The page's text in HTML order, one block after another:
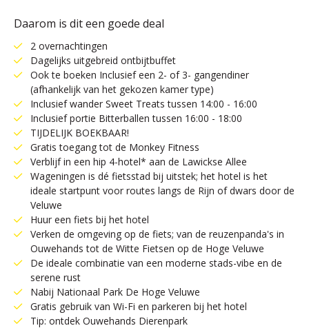
Daarom is dit een goede deal
2 overnachtingen
Dagelijks uitgebreid ontbijtbuffet
Ook te boeken Inclusief een 2- of 3- gangendiner
(afhankelijk van het gekozen kamer type)
Inclusief wander Sweet Treats tussen 14:00 - 16:00
Inclusief portie Bitterballen tussen 16:00 - 18:00
TIJDELIJK BOEKBAAR!
Gratis toegang tot de Monkey Fitness
Verblijf in een hip 4-hotel* aan de Lawickse Allee
Wageningen is dé fietsstad bij uitstek; het hotel is het
ideale startpunt voor routes langs de Rijn of dwars door de
Veluwe
Huur een fiets bij het hotel
Verken de omgeving op de fiets; van de reuzenpanda's in
Ouwehands tot de Witte Fietsen op de Hoge Veluwe
De ideale combinatie van een moderne stads-vibe en de
serene rust
Nabij Nationaal Park De Hoge Veluwe
Gratis gebruik van Wi-Fi en parkeren bij het hotel
Tip: ontdek Ouwehands Dierenpark